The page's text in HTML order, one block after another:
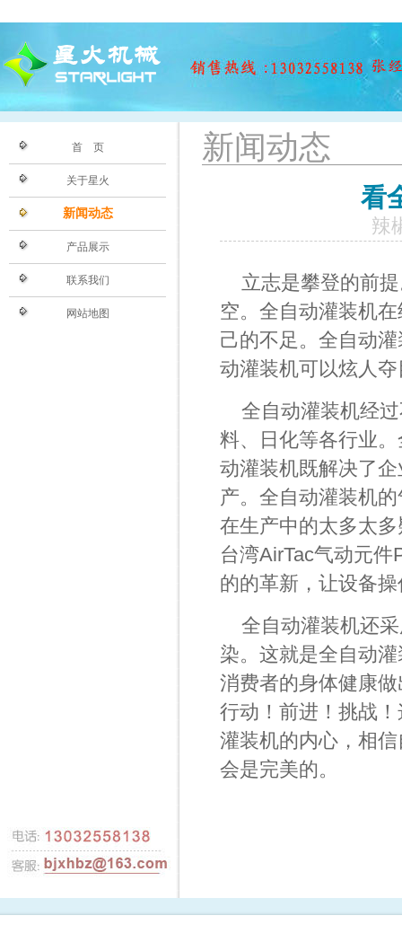
首 页
关于星火
新闻动态
产品展示
联系我们
网站地图
新闻动态
看
辣
立志是攀登的前
空。 全自动灌装机在
己的不足。全自动
动灌装机可以炫人
全自动灌装机经
料、日化等各行业
动灌装机既解决了
产。全自动灌装机
在生产中的太多太
台湾AirTac气动元
的的革新，让设备
全自动灌装机还
染。这就是全自动
消费者的身体健康
行动！前进！挑战
灌装机的内心，相
会是完美的。